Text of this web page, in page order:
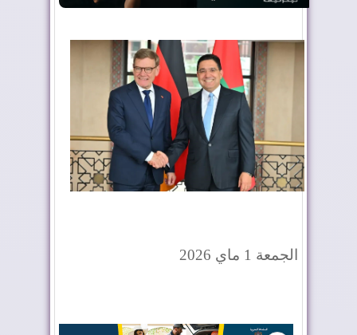
الجمعة 1 ماي 2026